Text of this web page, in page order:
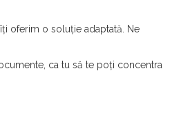
îți oferim o soluție adaptată. Ne
ca tu să te poți concentra